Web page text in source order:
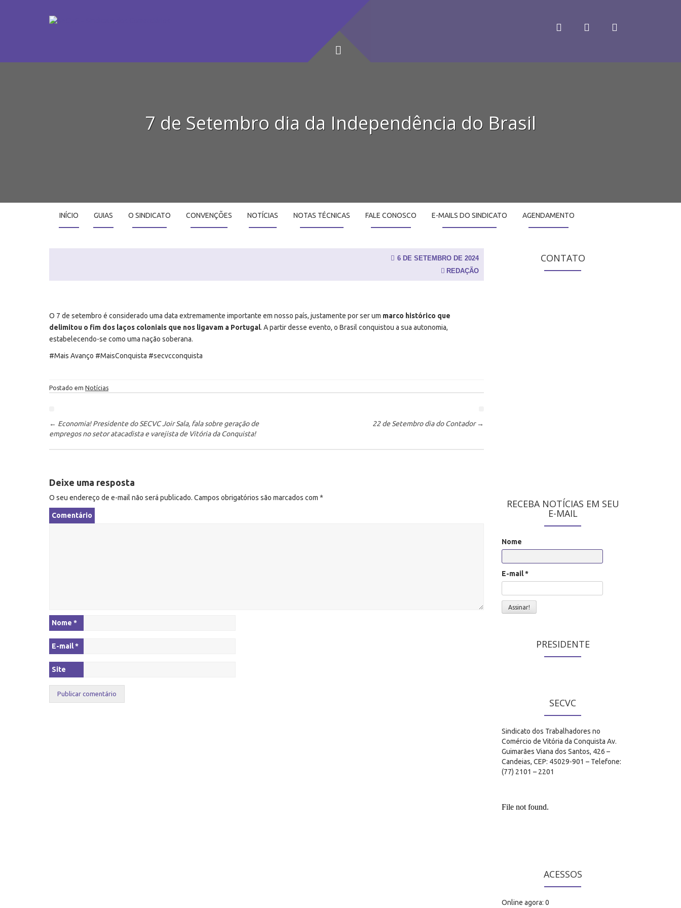
7 de Setembro dia da Independência do Brasil
INÍCIO GUIAS O SINDICATO CONVENÇÕES NOTÍCIAS NOTAS TÉCNICAS FALE CONOSCO E-MAILS DO SINDICATO AGENDAMENTO
6 DE SETEMBRO DE 2024
REDAÇÃO
O 7 de setembro é considerado uma data extremamente importante em nosso país, justamente por ser um marco histórico que
delimitou o fim dos laços coloniais que nos ligavam a Portugal. A partir desse evento, o Brasil conquistou a sua autonomia,
estabelecendo-se como uma nação soberana.
#Mais Avanço #MaisConquista #secvcconquista
Postado em Notícias
ó
s
-
v
e
g
← Economia! Presidente do SECVC Joir Sala, fala sobre geração de
empregos no setor atacadista e varejista de Vitória da Conquista!
22 de Setembro dia do Contador→
Deixe uma resposta
O seu endereço de e-mail não será publicado. Campos obrigatórios são marcados com *
Comentário
Nome *
E-mail*
Site
CONTATO
RECEBA NOTÍCIAS EM SEU
E-MAIL
Nome
E-mail*
PRESIDENTE
SECVC
Sindicato dos Trabalhadores no
Comércio de Vitória da Conquista Av.
Guimarães Viana dos Santos, 426 –
Candeias, CEP: 45029-901 – Telefone:
(77) 2101 – 2201
ACESSOS
Online agora: 0